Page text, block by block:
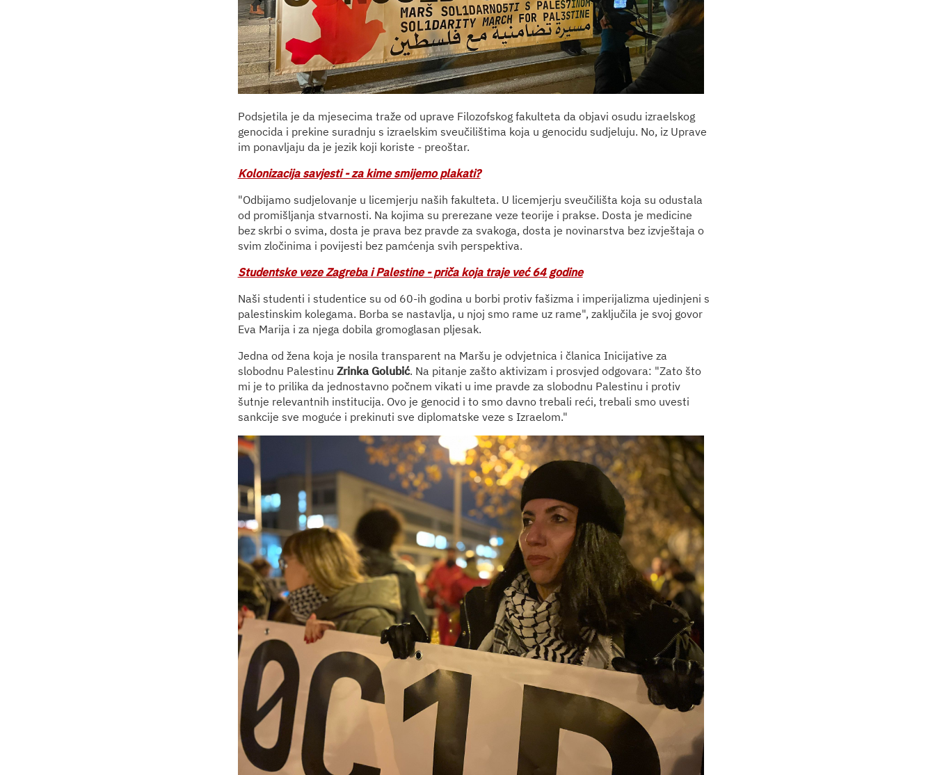
Podsjetila je da mjesecima traže od uprave Filozofskog fakulteta da objavi osudu izraelskog
genocida i prekine suradnju s izraelskim sveučilištima koja u genocidu sudjeluju. No, iz Uprave
im ponavljaju da je jezik koji koriste - preoštar.
Kolonizacija savjesti - za kime smijemo plakati?
"Odbijamo sudjelovanje u licemjerju naših fakulteta. U licemjerju sveučilišta koja su odustala
od promišljanja stvarnosti. Na kojima su prerezane veze teorije i prakse. Dosta je medicine
bez skrbi o svima, dosta je prava bez pravde za svakoga, dosta je novinarstva bez izvještaja o
svim zločinima i povijesti bez pamćenja svih perspektiva.
Studentske veze Zagreba i Palestine - priča koja traje već 64 godine
Naši studenti i studentice su od 60-ih godina u borbi protiv fašizma i imperijalizma ujedinjeni s
palestinskim kolegama. Borba se nastavlja, u njoj smo rame uz rame", zaključila je svoj govor
Eva Marija i za njega dobila gromoglasan pljesak.
Jedna od žena koja je nosila transparent na Maršu je odvjetnica i članica Inicijative za
slobodnu Palestinu Zrinka Golubić. Na pitanje zašto aktivizam i prosvjed odgovara: "Zato što
mi je to prilika da jednostavno počnem vikati u ime pravde za slobodnu Palestinu i protiv
šutnje relevantnih institucija. Ovo je genocid i to smo davno trebali reći, trebali smo uvesti
sankcije sve moguće i prekinuti sve diplomatske veze s Izraelom."